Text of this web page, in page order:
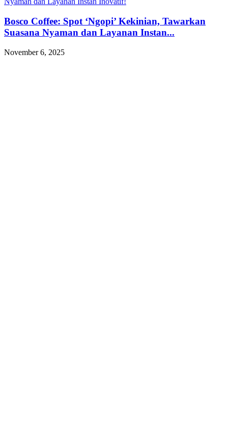
Bosco Coffee: Spot ‘Ngopi’ Kekinian, Tawarkan
Suasana Nyaman dan Layanan Instan...
November 6, 2025